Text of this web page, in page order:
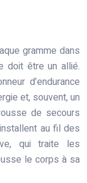
gramme dans
doit être un allié.
d’endurance
et, souvent, un
de secours
au fil des
qui traite les
le corps à sa